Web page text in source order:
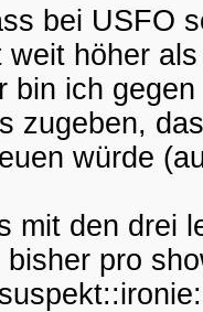
bei USFO
höher
bin ich
zugeben,
würde
mit den drei
pro